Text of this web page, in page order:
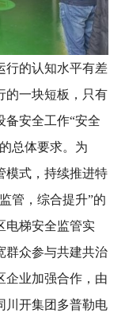
的认知水平有差
的一块短板，只有
备安全工作“安全
总体要求。为
模式，持续推进特
管，综合提升”的
电梯安全监管实
群众参与共建共治
企业加强合作，由
川开集团多普勒电